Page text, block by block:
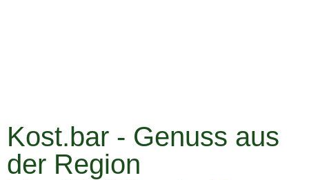
Kost.bar - Genuss aus
der Region